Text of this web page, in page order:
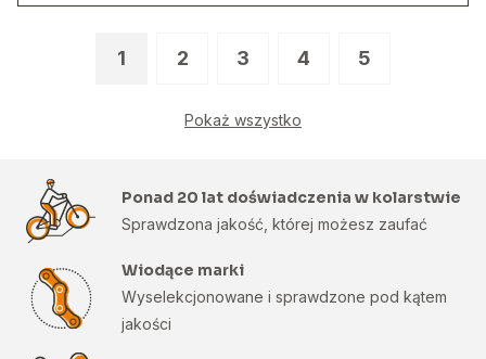
1 2 3 4 5
Pokaż wszystko
Ponad 20 lat doświadczenia w kolarstwie
Sprawdzona jakość, której możesz zaufać
Wiodące marki
Wyselekcjonowane i sprawdzone pod kątem
jakości